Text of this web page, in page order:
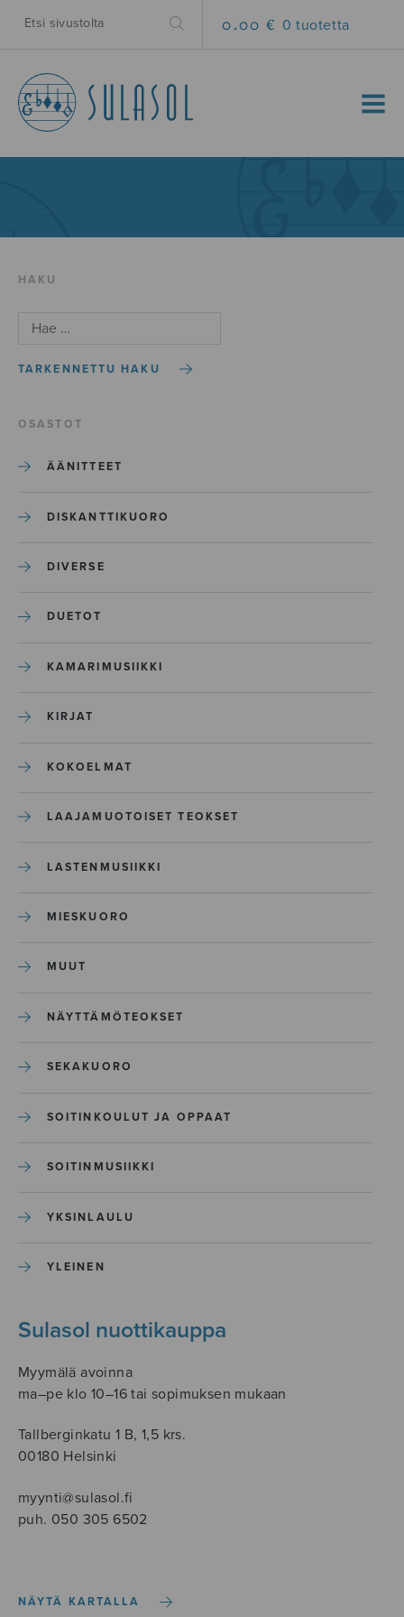
0.00 € 0 tuotetta
MENU
HAKU
TARKENNETTU HAKU
OSASTOT
ÄÄNITTEET
DISKANTTIKUORO
DIVERSE
DUETOT
KAMARIMUSIIKKI
KIRJAT
KOKOELMAT
LAAJAMUOTOISET TEOKSET
LASTENMUSIIKKI
MIESKUORO
MUUT
NÄYTTÄMÖTEOKSET
SEKAKUORO
SOITINKOULUT JA OPPAAT
SOITINMUSIIKKI
YKSINLAULU
YLEINEN
Sulasol nuottikauppa
Myymälä avoinna
ma–pe klo 10–16 tai sopimuksen mukaan
Tallberginkatu 1 B, 1,5 krs.
00180 Helsinki
myynti@sulasol.fi
puh. 050 305 6502
NÄYTÄ KARTALLA